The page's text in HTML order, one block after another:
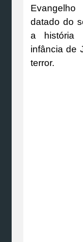
datado do
a história
infância de
terror.